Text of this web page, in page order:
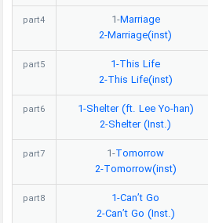
1-Marriage
2-Marriage(inst)
part4
1-This Life
2-This Life(inst)
part5
1-Shelter (ft. Lee Yo-han)
2-Shelter (Inst.)
part6
1-Tomorrow
2-Tomorrow(inst)
part7
1-Can’t Go
2-Can’t Go (Inst.)
part8